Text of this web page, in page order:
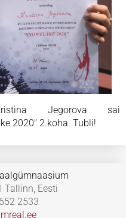
Jegorova sai
2020" 2.koha. Tubli!
Tallinn, Eesti
2533